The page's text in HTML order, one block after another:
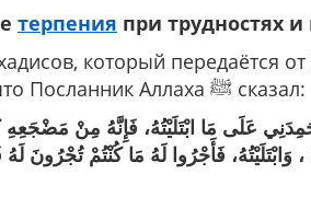
терпения при трудностях
который передаётся
говорится, что Посланник Аллаха ﷺ сказал:
عَلَى مَا ابْتَلَيْتُهُ، فَإِنَّهُ مِنْ مَضْجَعِهِ
فَأَجْرُوا لَهُ مَا كُنْتُمْ تُجْرُونَ